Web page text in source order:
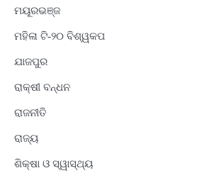
ମୟୂରଭଞ୍ଜ
ମହିଳା ଟି-୨୦ ବିଶ୍ୱକପ
ଯାଜପୁର
ରାକ୍ଷୀ ବନ୍ଧନ
ରାଜନୀତି
ରାଜ୍ୟ
ଶିକ୍ଷା ଓ ସ୍ୱାସ୍ଥ୍ୟ